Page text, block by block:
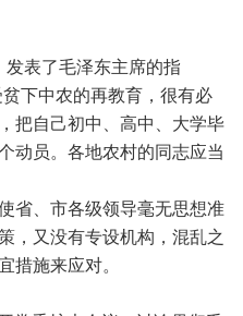
表了毛泽东主席的指
下中农的再教育，很有必
把自己初中、高中、大学毕
动员。各地农村的同志应当
省、市各级领导毫无思想准
，又没有专设机构，混乱之
措施来应对。